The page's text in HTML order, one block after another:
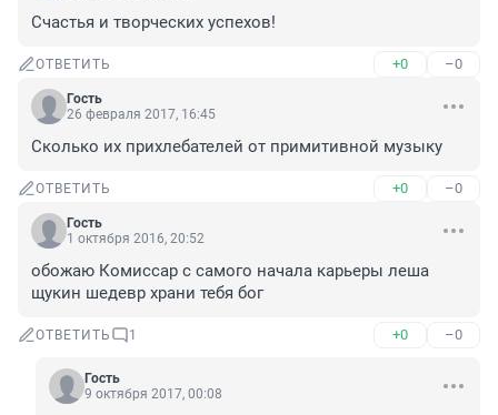
Счастья и творческих успехов!
ОТВЕТИТЬ +0 –0
Гость
26 февраля 2017, 16:45
Сколько их прихлебателей от примитивной музыку
ОТВЕТИТЬ +0 –0
Гость
1 октября 2016, 20:52
обожаю Комиссар с самого начала карьеры леша
щукин шедевр храни тебя бог
ОТВЕТИТЬ 1 +0 –0
Гость
9 октября 2017, 00:08